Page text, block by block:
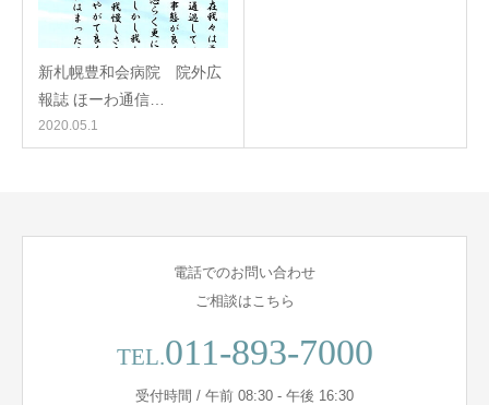
新札幌豊和会病院 院外広
報誌 ほーわ通信…
2020.05.1
電話でのお問い合わせ
ご相談はこちら
TEL.011-893-7000
受付時間 / 午前 08:30 - 午後 16:30